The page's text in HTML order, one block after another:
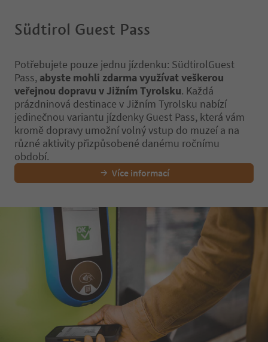
Südtirol Guest Pass
Potřebujete pouze jednu jízdenku: SüdtirolGuest
Pass, abyste mohli zdarma využívat veškerou
veřejnou dopravu v Jižním Tyrolsku. Každá
prázdninová destinace v Jižním Tyrolsku nabízí
jedinečnou variantu jízdenky Guest Pass, která vám
kromě dopravy umožní volný vstup do muzeí a na
různé aktivity přizpůsobené danému ročnímu
období.
Více informací